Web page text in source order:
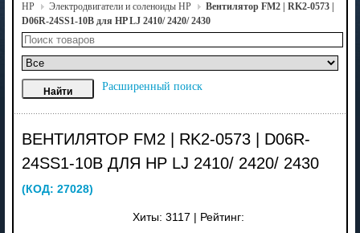
HP
Электродвигатели и соленоиды HP
Вентилятор FM2 | RK2-0573 |
D06R-24SS1-10B для HP LJ 2410/ 2420/ 2430
Расширенный поиск
ВЕНТИЛЯТОР FM2 | RK2-0573 | D06R-
24SS1-10B ДЛЯ HP LJ 2410/ 2420/ 2430
(КОД: 27028)
Хиты: 3117 Рейтинг: